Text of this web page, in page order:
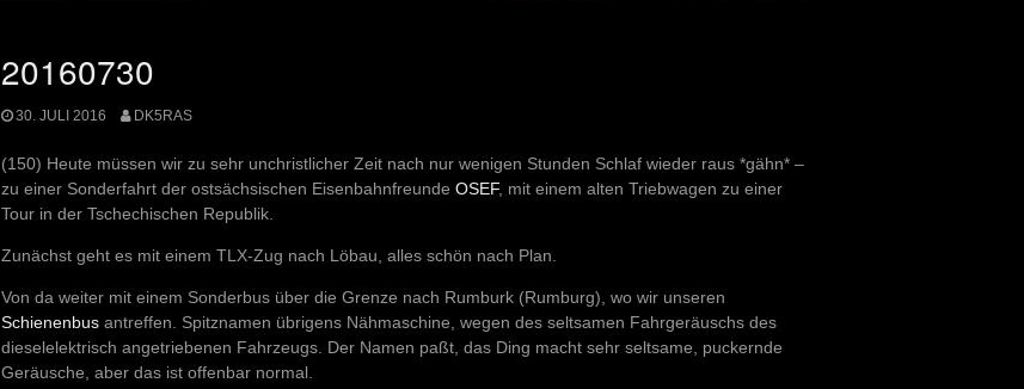
20160730
30. JULI 2016 DK5RAS
(150) Heute müssen wir zu sehr unchristlicher Zeit nach nur wenigen Stunden Schlaf wieder raus *gähn* –
zu einer Sonderfahrt der ostsächsischen Eisenbahnfreunde OSEF, mit einem alten Triebwagen zu einer
Tour in der Tschechischen Republik.
Zunächst geht es mit einem TLX-Zug nach Löbau, alles schön nach Plan.
Von da weiter mit einem Sonderbus über die Grenze nach Rumburk (Rumburg), wo wir unseren
Schienenbus antreffen. Spitznamen übrigens Nähmaschine, wegen des seltsamen Fahrgeräuschs des
dieselelektrisch angetriebenen Fahrzeugs. Der Namen paßt, das Ding macht sehr seltsame, puckernde
Geräusche, aber das ist offenbar normal.